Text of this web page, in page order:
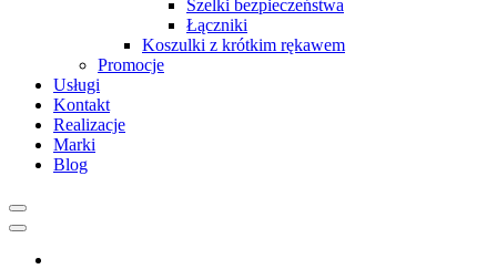
Szelki bezpieczeństwa
Łączniki
Koszulki z krótkim rękawem
Promocje
Usługi
Kontakt
Realizacje
Marki
Blog